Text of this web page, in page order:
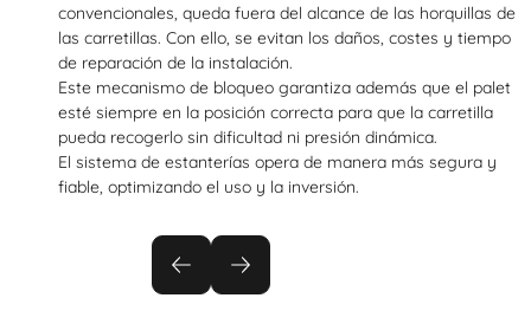
convencionales, queda fuera del alcance de las horquillas de
las carretillas. Con ello, se evitan los daños, costes y tiempo
de reparación de la instalación.
Este mecanismo de bloqueo garantiza además que el palet
esté siempre en la posición correcta para que la carretilla
pueda recogerlo sin dificultad ni presión dinámica.
El sistema de estanterías opera de manera más segura y
fiable, optimizando el uso y la inversión.